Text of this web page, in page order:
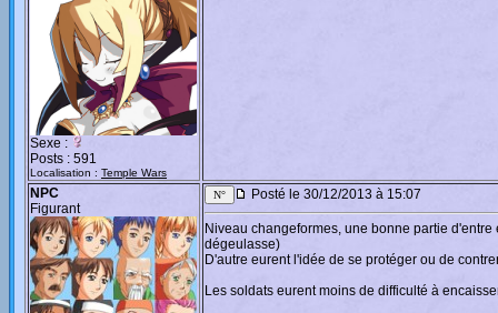
Sexe :
Posts : 591
Localisation : Temple Wars
NPC
Figurant
Posté le 30/12/2013 à 15:07
Niveau changeformes, une bonne partie
dégeulasse)
D'autre eurent l'idée de se protéger ou de
Les soldats eurent moins de difficulté à